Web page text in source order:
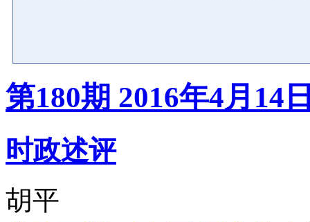
第180期 2016年4月14
时政述评
胡平